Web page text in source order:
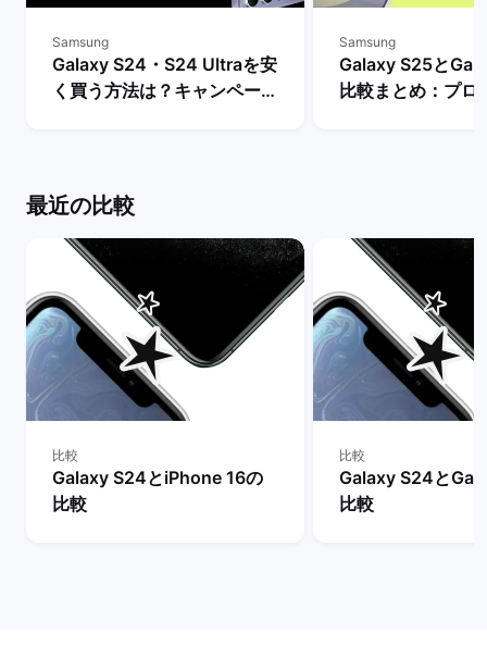
Samsung
Galaxy S24・S24 Ultraを安
く買う方法は？キャンペーン
Samsung
Galaxy S25と
比較まとめ：プロ
最近の比較
比較
Galaxy S24とiPhone 16の
比較
比較
Galaxy S24と
比較